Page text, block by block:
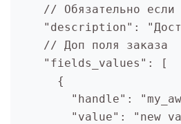
// Обязательно если
"description":
    // Доп поля заказа
    "fields_values": [
      {
"handle":
"value": "new